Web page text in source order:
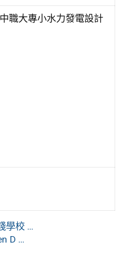
職大專小水力發電設計
學校 ...
D ...